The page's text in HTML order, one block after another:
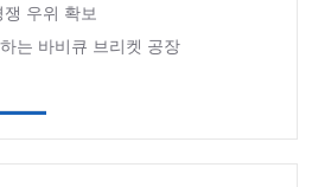
우위 확보
는 바비큐 브리켓 공장